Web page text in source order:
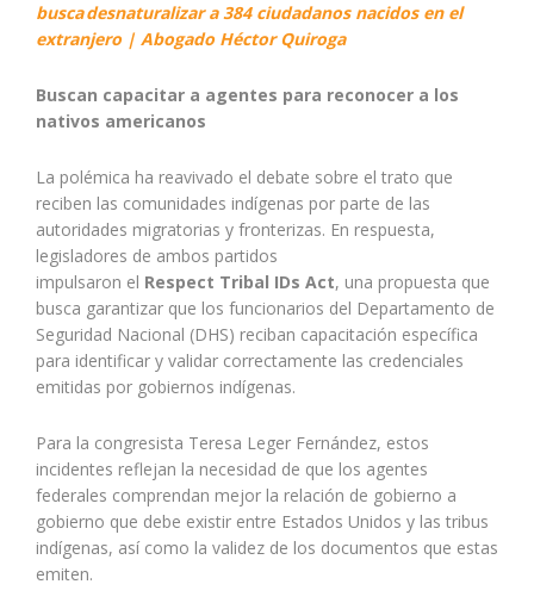
busca desnaturalizar a 384 ciudadanos nacidos en el
extranjero | Abogado Héctor Quiroga
Buscan capacitar a agentes para reconocer a los
nativos americanos
La polémica ha reavivado el debate sobre el trato que
reciben las comunidades indígenas por parte de las
autoridades migratorias y fronterizas. En respuesta,
legisladores de ambos partidos
impulsaron el Respect Tribal IDs Act, una propuesta que
busca garantizar que los funcionarios del Departamento de
Seguridad Nacional (DHS) reciban capacitación específica
para identificar y validar correctamente las credenciales
emitidas por gobiernos indígenas.
Para la congresista Teresa Leger Fernández, estos
incidentes reflejan la necesidad de que los agentes
federales comprendan mejor la relación de gobierno a
gobierno que debe existir entre Estados Unidos y las tribus
indígenas, así como la validez de los documentos que estas
emiten.